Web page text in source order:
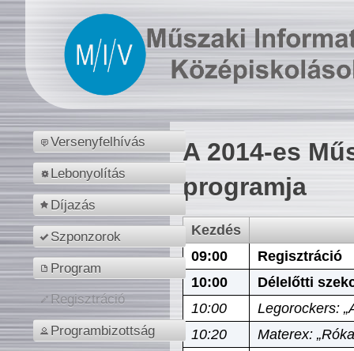
Versenyfelhívás
Lebonyolítás
Díjazás
Szponzorok
Program
Regisztráció
Programbizottság
A 2014-es
programja
Kezdés
09:00
Regisztráció
10:00
Délelőtti
10:00
Legorockers:
10:20
Materex: